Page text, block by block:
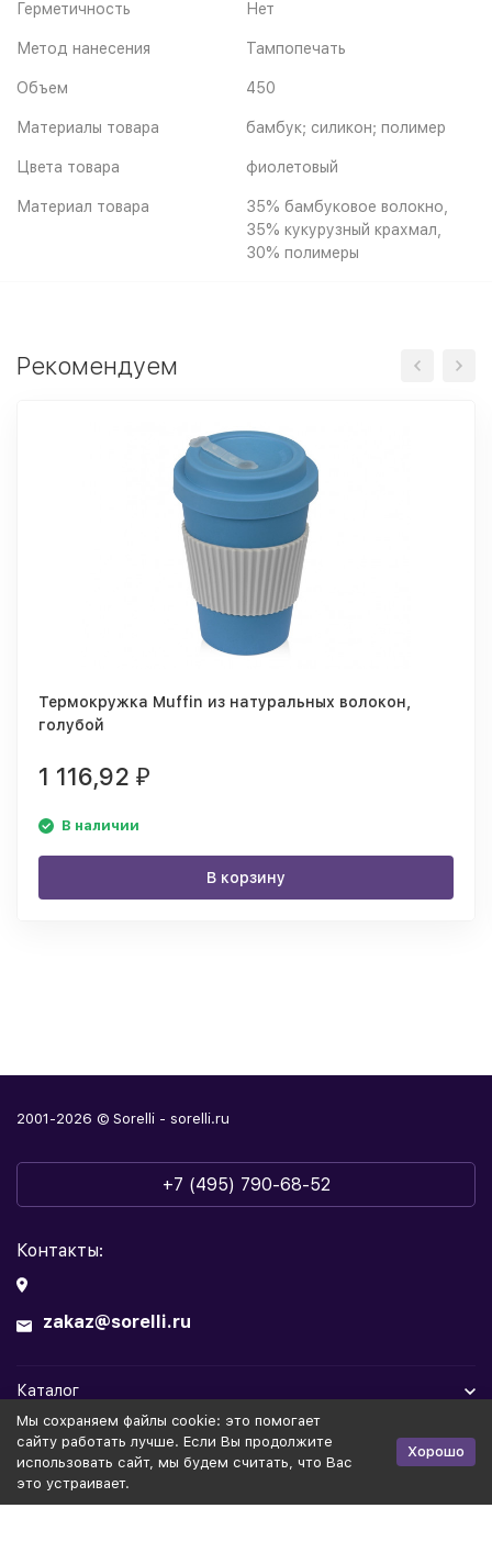
Герметичность Нет
Метод нанесения Тампопечать
Объем 450
Материалы товара бамбук; силикон; полимер
Цвета товара фиолетовый
Материал товара
35% бамбуковое волокно,
35% кукурузный крахмал,
30% полимеры
Рекомендуем
Термокружка Muffin из натуральных волокон,
голубой
1 116,92 ₽
В наличии
В корзину
2001-2026 © Sorelli - sorelli.ru
+7 (495) 790-68-52
Контакты:
zakaz@sorelli.ru
Каталог
Информация
Политика персональных данных Публичная оферта
Мы cохраняем файлы cookie: это помогает
сайту работать лучше. Если Вы продолжите
использовать сайт, мы будем считать, что Вас
это устраивает.
Хорошо